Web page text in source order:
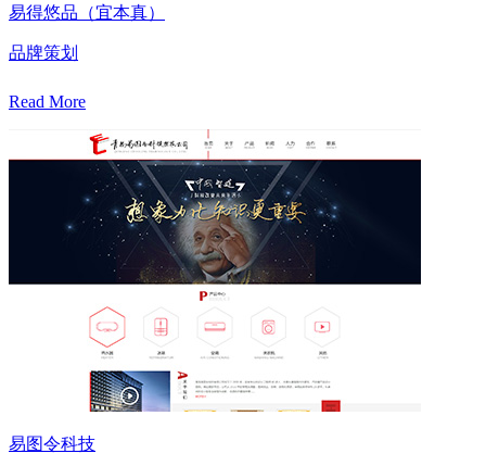
易得悠品（宜本真）
品牌策划
Read More
易图令科技